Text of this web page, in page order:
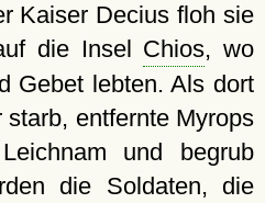
Kaiser Decius floh sie
die Insel Chios, wo
Gebet lebten. Als dort
entfernte Myrops
und begrub
die Soldaten, die